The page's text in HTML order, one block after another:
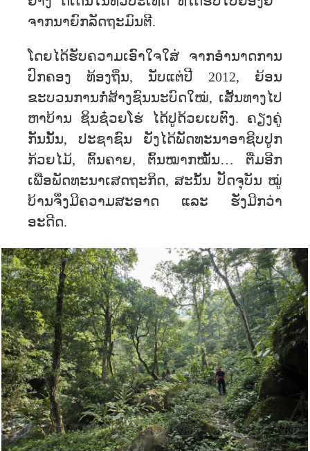
ຈາກ​ນາ​ຍົກ​ລັດ​ຖະ​ມົນ​ຕີ.
ໂດຍ​ໄດ້​ຮັບ​ຄວາມ​ເອົາ​ໃຈ​ໃສ່​ ຈາກອໍານາດການ
ປົກຄອງ ​ທ້ອງ​ຖິ່ນ, ນັບ​ແຕ່​ປີ 2012, ຍ້ອນ​​
ຂະບວນການ​ກໍ່ສ້າງ​ຊົນນະບົດ​ໃໝ່, ​ເສັ້ນທາງ​ໄປ​
ຫາ​ບ້ານ ຊິນຊ໋ວຍ​ໂຮ່ ​ໄດ້ປູດ້ວຍເບຕົງ. ຄຽງ​ຄູ່​
ກັນ​ນັ້ນ, ປະຊາຊົນ​ ຍັງ​ໄດ້​ພັດທະນາ​ອາຊີບ​ປູກ​
ກ້ວຍໄມ້, ຕົ້ນຄາຍ, ຕົ້ນໝາກໝັ້ນ… ​ຕື່ມອີກ
ເພື່ອ​ພັດທະນາ​ເສດຖະກິດ, ສະນັ້ນ ປັດຈຸ​ບັນ ໝູ່​
ບ້ານ​ຈຶ່ງ​ມີ​ຄວາມ​ສະອາດ ​ແລະ ຮັ່ງມີ​ກວ່າ
ອະດີດ.